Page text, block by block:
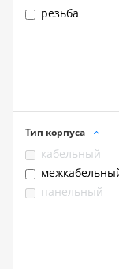
резьба
Тип корпуса
кабельный
панельный